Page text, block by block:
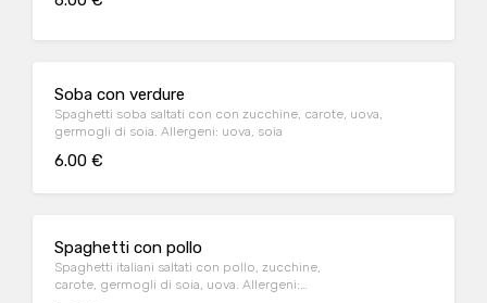
Soba con verdure
Spaghetti soba saltati con con zucchine, carote, uova,
germogli di soia. Allergeni: uova, soia
6.00 €
Spaghetti con pollo
Spaghetti italiani saltati con pollo, zucchine,
carote, germogli di soia, uova. Allergeni: